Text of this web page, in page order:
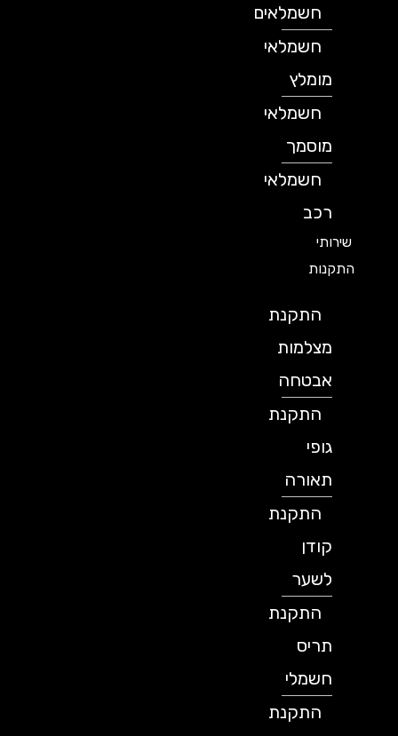
חשמלאים
חשמלאי
מומלץ
חשמלאי
מוסמך
חשמלאי
שירותי
התקנות
התקנת
מצלמות
אבטחה
התקנת
תאורה
התקנת
לשער
התקנת
תריס
חשמלי
התקנת